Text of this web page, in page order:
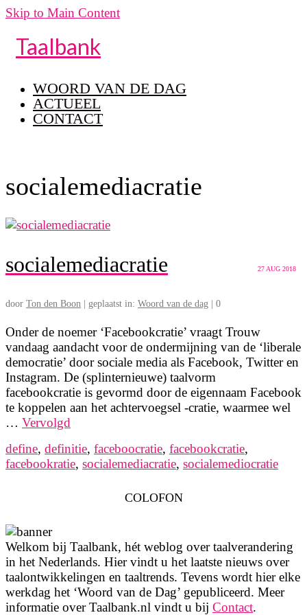
Skip to Main Content
Taalbank
WOORD VAN DE DAG
ACTUEEL
CONTACT
socialemediacratie
27AUG 2018
socialemediacratie
door Ton den Boon geplaatst in: Woord van de dag 0
Onder de noemer ‘Facebookcratie’ vraagt Trouw
vandaag aandacht voor de ondermijning van de ‘liberale
democratie’ door sociale media als Facebook, Twitter en
Instagram. De (splinternieuwe) taalvorm
facebookcratie is gevormd door de eigennaam Facebook
te koppelen aan het achtervoegsel -cratie, waarmee wel
… Vervolgd
define, definitie, faceboocratie, facebookcratie,
facebookratie, socialemediacratie, socialemediocratie
COLOFON
Welkom bij Taalbank, hét weblog over taalverandering
in het Nederlands. Hier vindt u het laatste nieuws over
taalontwikkelingen en taaltrends. Tevens wordt hier elke
werkdag het ‘Woord van de Dag’ gepubliceerd. Meer
informatie over Taalbank.nl vindt u bij Contact.